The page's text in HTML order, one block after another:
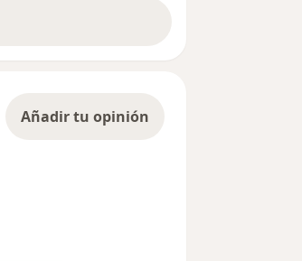
Añadir tu opinión